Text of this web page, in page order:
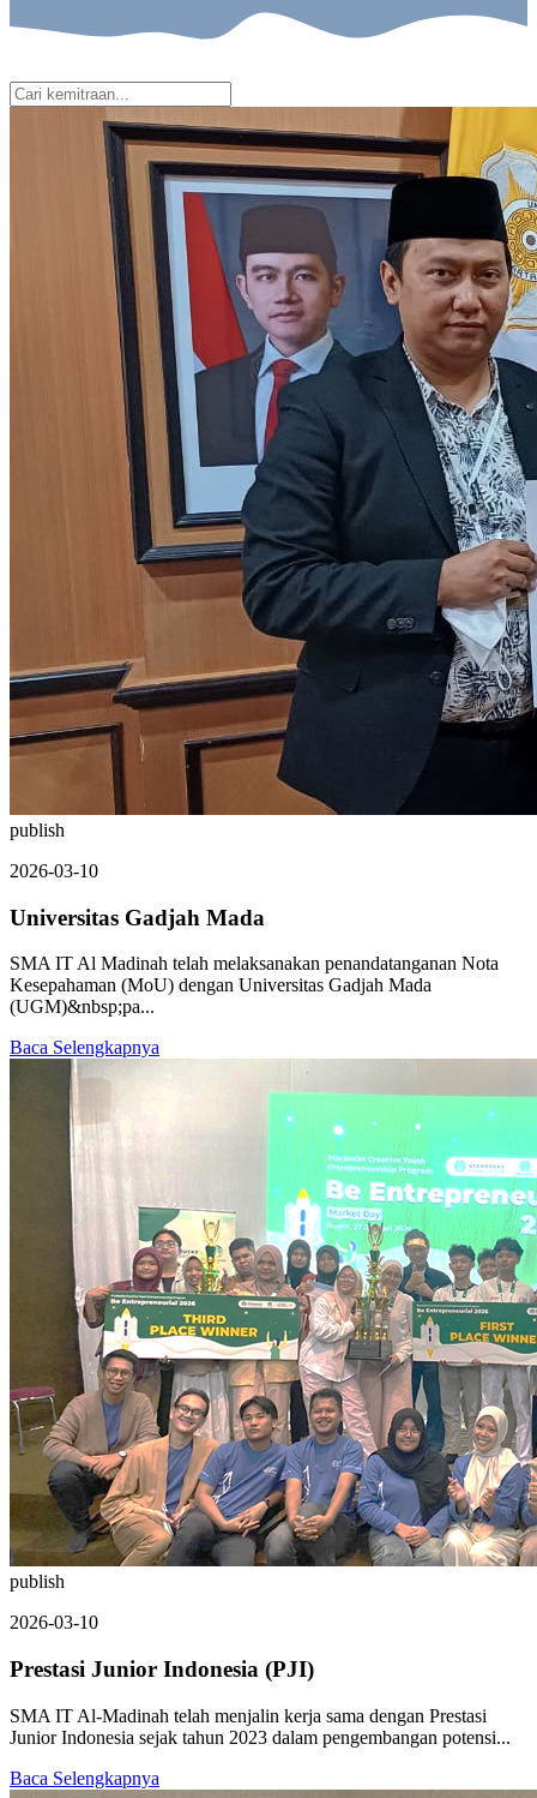
publish
2026-03-10
Universitas Gadjah Mada
SMA IT Al Madinah telah melaksanakan penandatanganan Nota
Kesepahaman (MoU) dengan Universitas Gadjah Mada
(UGM)&nbsp;pa...
Baca Selengkapnya
publish
2026-03-10
Prestasi Junior Indonesia (PJI)
SMA IT Al-Madinah telah menjalin kerja sama dengan Prestasi
Junior Indonesia sejak tahun 2023 dalam pengembangan potensi...
Baca Selengkapnya